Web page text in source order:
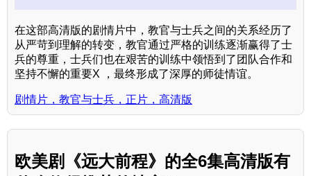
在这部高清版的剧情片中，教官与士兵之间的关系经历了
从严苛到理解的转变，教官通过严格的训练逐渐赢得了士
兵的尊重，士兵们也在艰苦的训练中领悟到了团队合作和
坚持不懈的重要X ，最终形成了深厚的师徒情谊。
剧情片，教官与士兵，正片，高清版
欧美剧《远大前程》的全6集高清版有